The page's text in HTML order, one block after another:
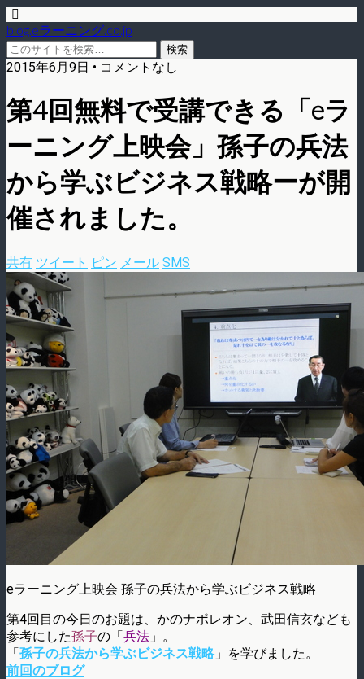
blog.eラーニング.co.jp
2015年6月9日 • コメントなし
第4回無料で受講できる「eラ
ーニング上映会」孫子の兵法
から学ぶビジネス戦略ーが開
催されました。
共有 ツイート ピン メール SMS
eラーニング上映会 孫子の兵法から学ぶビジネス戦略
第4回目の今日のお題は、かのナポレオン、武田信玄なども
参考にした孫子の「兵法 」。
「孫子の兵法から学ぶビジネス戦略 」を学びました。
前回のブログ